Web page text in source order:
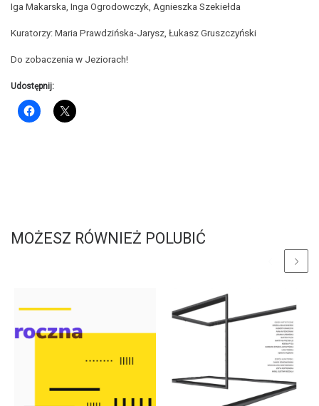
Iga Makarska, Inga Ogrodowczyk, Agnieszka Szekiełda
Kuratorzy: Maria Prawdzińska-Jarysz, Łukasz Gruszczyński
Do zobaczenia w Jeziorach!
Udostępnij:
MOŻESZ RÓWNIEŻ POLUBIĆ